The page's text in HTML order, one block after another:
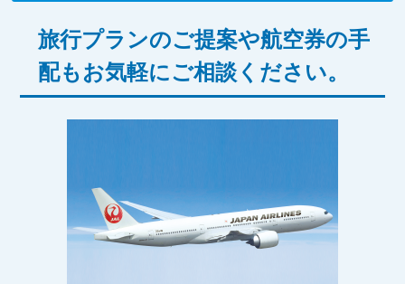
旅行プランのご提案や航空券の手
配もお気軽にご相談ください。